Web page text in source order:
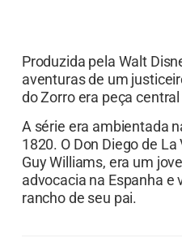
Produzida pela Walt
aventuras de um
do Zorro era peça
A série era ambientada
1820. O Don Diego de
Guy Williams, era um
advocacia na Espanha e
rancho de seu pai.